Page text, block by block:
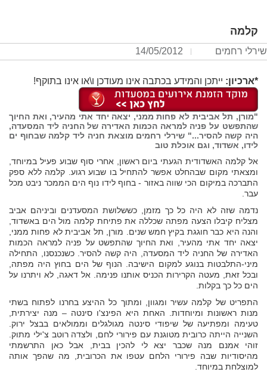
קלמה
שירלי רחמים 14/05/2012
*ארכיון: ייתכן והמידע בכתבה אינו מעודכן ו\או אינו בתוקף!
"מורן, תל אביבית לא פחות ממני, יצאה יחד אתי מהעיר, ואת החיוך
שהתפשט על פניה למראה הכמות האדירה של החניה ליד המסעדה,
היה קשה להסיר..." שירלי רחמים מוצאת חניה ליד קלמה שבחוף ים
לידו, אשדוד, וגם אוכלת טוב
אל קלמה האשדודית הגעתי ביום ראשון, אחרי סוף שבוע פעיל במיוחד,
ומצאתי מקום שבהחלט אפשר להתחיל בו שבוע רגוע. קלמה ללא ספק
התברכה במיקום הכי שווה באזור - בחוף לידו נוף הים הממכר ניבט מכל
עבר.
נדמה שזה לא היה כל כך מזמן, כששלושת המסעדנים וביניהם אביב
מצליח קיבלו הצעה מפתה שכללה את פתיחת קלמה מול הים באשדוד,
והנה היא כבר חוגגת בקיץ חמש שנים. מורן, תל אביבית לא פחות ממני,
יצאה יחד אתי מהעיר, ואת החיוך שהתפשט על פניה למראה הכמות
האדירה של החניה ליד המסעדה, היה קשה להסיר. כשנכנסנו, התחילה
מיני-התלבטות בנוגע למקום הישיבה. הנוף של הים בחוץ היה מפתה,
ובכל זאת, מעטה הקרירות הכניס אותנו פנימה. אל דאגה, לא ויתרנו על
הים כל כך בקלות.
התפריט של קלמה עשיר ומגוון, ומתוך כל ההיצע בחרנו לפתוח בשתי
מנות ראשונות ומיוחדות. האחת היא הפינצ'ו סינטה – מנה יצירתית,
טעימה ומפתיעה של שיפודי סינטה מגולגלים וממולאים בבצל ירוק.
השנייה הייתה כרובית מטוגנת עם פירורי לחם, ולצדה רוטב צ'ילי מתוק.
זוהי אמנם מנה שכבר יצא לי להכין בבית, אבל כאן התרשמתי
מהיסודיות שבה פירורי הלחם עטפו את הכרובית, מה שהפך אותה
למוצלחת במיוחד.